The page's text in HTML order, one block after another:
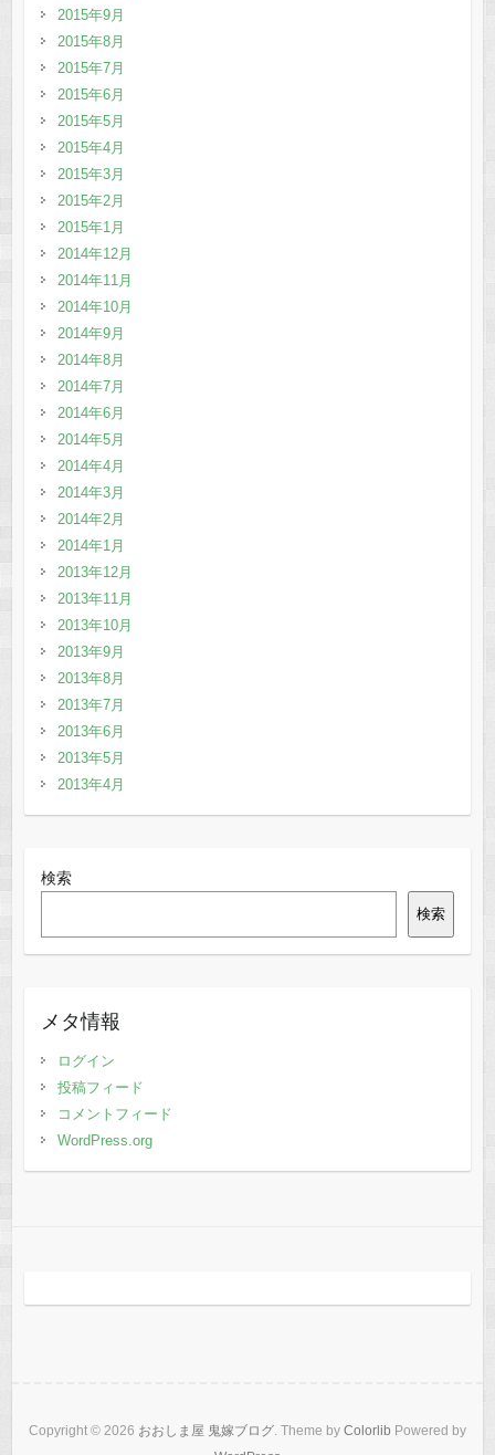
2015年9月
2015年8月
2015年7月
2015年6月
2015年5月
2015年4月
2015年3月
2015年2月
2015年1月
2014年12月
2014年11月
2014年10月
2014年9月
2014年8月
2014年7月
2014年6月
2014年5月
2014年4月
2014年3月
2014年2月
2014年1月
2013年12月
2013年11月
2013年10月
2013年9月
2013年8月
2013年7月
2013年6月
2013年5月
2013年4月
検索
検索
メタ情報
ログイン
投稿フィード
コメントフィード
WordPress.org
Copyright © 2026 おおしま屋 鬼嫁ブログ. Theme by Colorlib Powered by